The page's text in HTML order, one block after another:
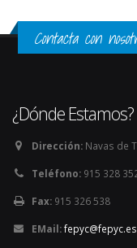
Contacta con
¿Dónde Estamos?
Dirección: Navas de
Teléfono: 915 328
Fax: 915 326 538
EMail:fepyc@fepyc.es